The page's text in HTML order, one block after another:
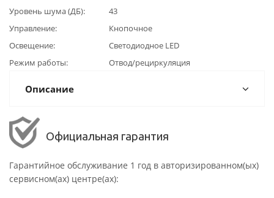
Уровень шума (ДБ)
43
Управление
Кнопочное
Освещение
Светодиодное LED
Режим работы
Отвод/рециркуляция
Описание
Официальная гарантия
Гарантийное обслуживание 1 год в авторизированном(ых)
сервисном(ах) центре(ах):